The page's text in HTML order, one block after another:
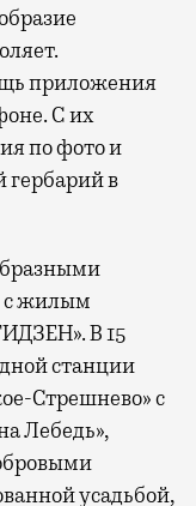
приложения
С их
по фото и
гербарий в
с жилым
В 15
станции
Стрешнево» с
Лебедь»,
усадьбой,